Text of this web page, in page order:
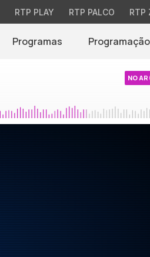
RTP PLAY RTP PALCO RTP
Programas Programação
NO AR